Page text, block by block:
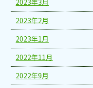
2023年2月
2023年1月
2022年11月
2022年9月